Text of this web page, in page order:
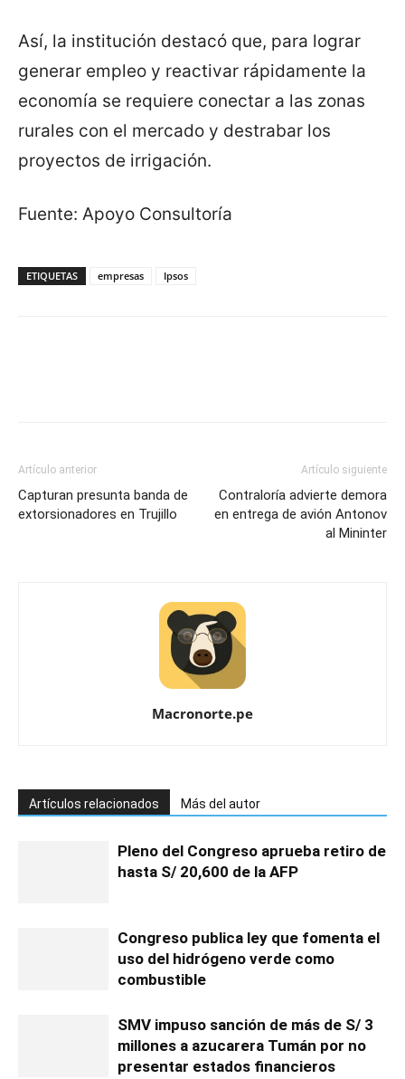
Así, la institución destacó que, para lograr
generar empleo y reactivar rápidamente la
economía se requiere conectar a las zonas
rurales con el mercado y destrabar los
proyectos de irrigación.
Fuente: Apoyo Consultoría
ETIQUETAS empresas Ipsos
Artículo anterior
Capturan presunta banda de
extorsionadores en Trujillo
Artículo siguiente
Contraloría advierte demora
en entrega de avión Antonov
al Mininter
Macronorte.pe
Artículos relacionados Más del autor
Pleno del Congreso aprueba retiro de
hasta S/ 20,600 de la AFP
Congreso publica ley que fomenta el
uso del hidrógeno verde como
combustible
SMV impuso sanción de más de S/ 3
millones a azucarera Tumán por no
presentar estados financieros